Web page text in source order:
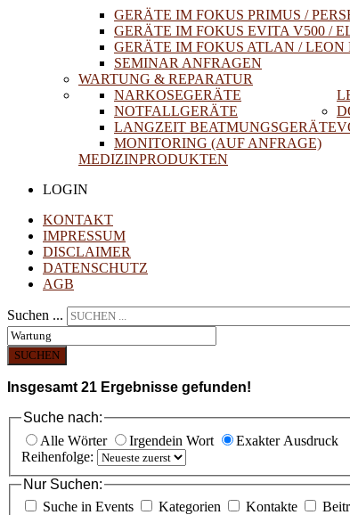
GERÄTE IM FOKUS PRIMUS /
GERÄTE IM FOKUS EVITA V500 /
GERÄTE IM FOKUS ATLAN / LEON
SEMINAR ANFRAGEN
WARTUNG & REPARATUR
NARKOSEGERÄTE
NOTFALLGERÄTE
LANGZEIT BEATMUNGSGERÄTE
MONITORING (AUF ANFRAGE)
MEDIZINPRODUKTEN
LOGIN
KONTAKT
IMPRESSUM
DISCLAIMER
DATENSCHUTZ
AGB
Suchen ...
SUCHEN
Insgesamt 21 Ergebnisse gefunden!
Suche nach:
Alle Wörter
Irgendein Wort
Exakter Ausdruck
Reihenfolge:
Nur Suchen:
Suche in Events
Kategorien Kontakte